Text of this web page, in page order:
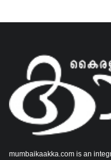
mumbaikaakka.com is an